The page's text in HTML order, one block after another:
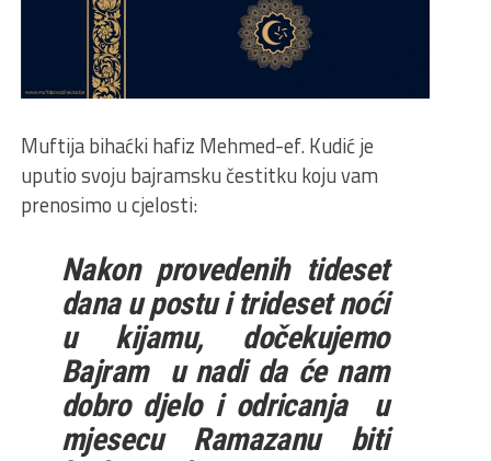
Muftija bihaćki hafiz Mehmed-ef. Kudić je
uputio svoju bajramsku čestitku koju vam
prenosimo u cjelosti:
Nakon provedenih tideset
dana u postu i trideset noći
u kijamu, dočekujemo
Bajram u nadi da će nam
dobro djelo i odricanja u
mjesecu Ramazanu biti